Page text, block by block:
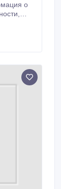
о